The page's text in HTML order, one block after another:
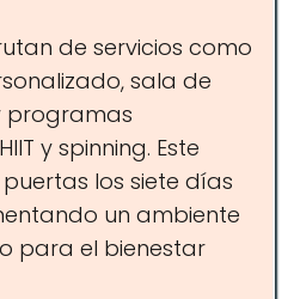
de servicios como
sala de
programas
y spinning. Este
los siete días
un ambiente
para el bienestar